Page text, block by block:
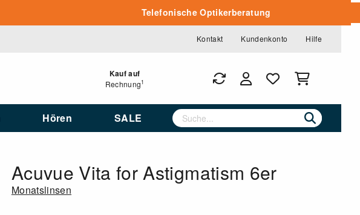
Telefonische Optikerberatung
Kontakt Kundenkonto Hilfe
Kauf auf
Rechnung1
Hören SALE
Acuvue Vita for Astigmatism 6er
Monatslinsen